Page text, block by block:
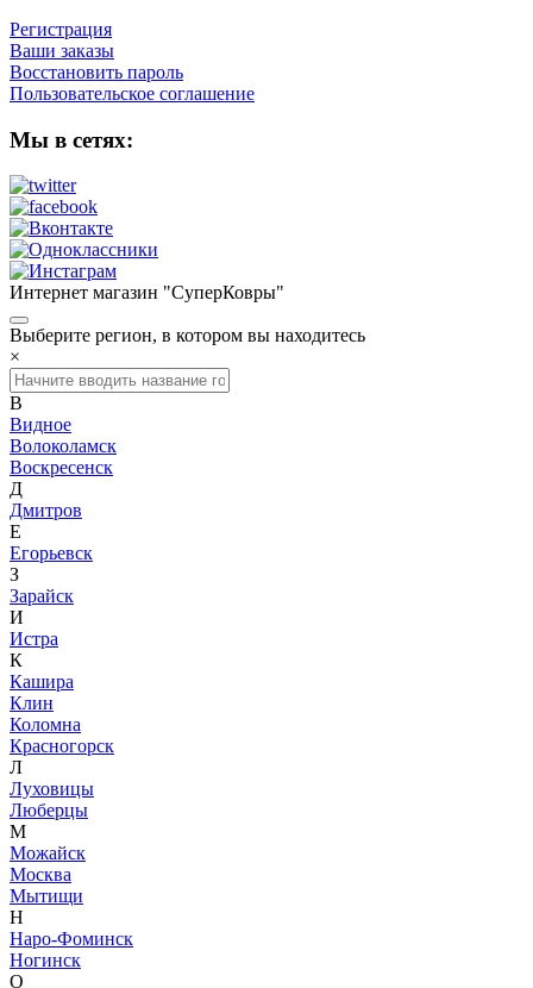
Регистрация
Ваши заказы
Восстановить пароль
Пользовательское соглашение
Мы в сетях:
Интернет магазин "СуперКовры"
Выберите регион, в котором вы находитесь
×
В
Видное
Волоколамск
Воскресенск
Д
Дмитров
Е
Егорьевск
З
Зарайск
И
Истра
К
Кашира
Клин
Коломна
Красногорск
Л
Луховицы
Люберцы
М
Можайск
Москва
Мытищи
Н
Наро-Фоминск
Ногинск
О